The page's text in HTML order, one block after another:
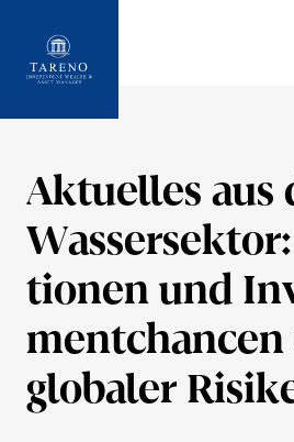
Startseite
Aktuelles aus
tionen und
globaler